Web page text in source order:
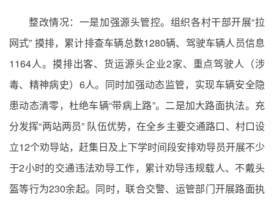
整改情况：一是加强源头管控。组织各村干部开展“拉
网式” 摸排，累计排查车辆总数1280辆、驾驶车辆人员信息
1164人。摸排出客、货运源头企业2家、重点驾驶人（涉
毒、精神病史）6人。同时加强动态监管，实现车辆安全隐
患动态清零，杜绝车辆“带病上路”。二是加大路面执法。充
分发挥“两站两员” 队伍优势，在全乡主要交通路口、村口设
立12个劝导站，赶集日及上下学时间段安排劝导员开展不少
于2小时的交通违法劝导工作，累计劝导违规载人、不戴头
盔等行为230余起。同时，联合交警、运管部门开展路面执